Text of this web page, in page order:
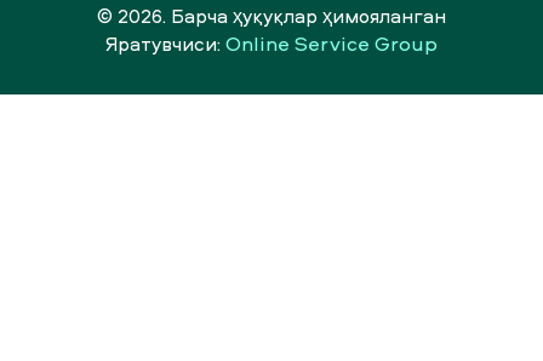
© 2026. Барча ҳуқуқлар ҳимояланган
Яратувчиси:Online Service Group